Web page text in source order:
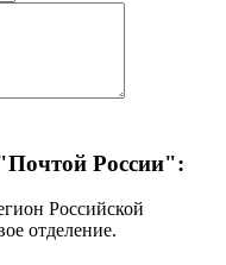
России":
Российской
отделение.